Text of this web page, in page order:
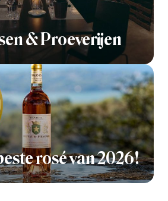
& Proeverijen
rosé van 2026!